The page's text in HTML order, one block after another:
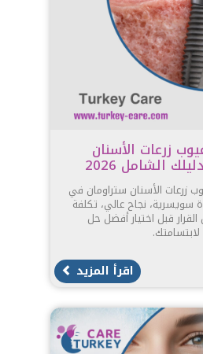
زرعات الأسنان
الشامل 2026
زرعات الأسنان ستراومان في
سويسرية، نجاح عالي، تكلفة
قبل اختيار أفضل حل
لابتسامتك.
اقرأ المزيد